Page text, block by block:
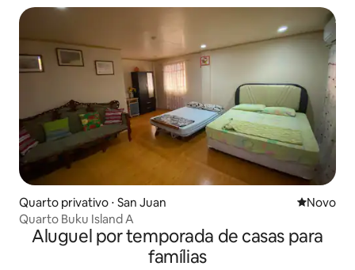
Quarto privativo ⋅ San Juan Novo
Novo
Quarto Buku Island A
Aluguel por temporada de casas para
famílias